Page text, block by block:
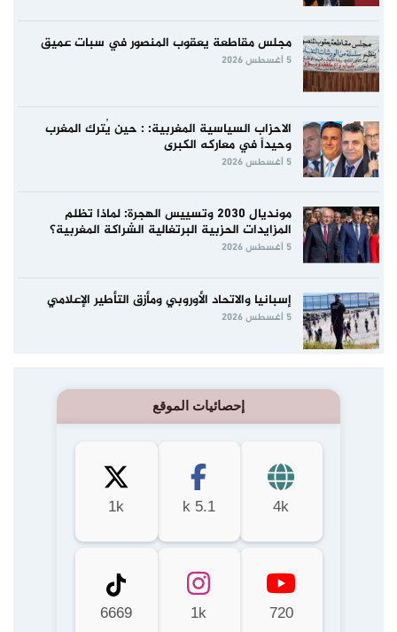
مجلس مقاطعة يعقوب المنصور في سبات عميق
5 أغسطس 2026
الاحزاب السياسية المغربية: : حين يُترك المغرب
وحيداً في معاركه الكبرى
5 أغسطس 2026
مونديال 2030 وتسييس الهجرة: لماذا تظلم
المزايدات الحزبية البرتغالية الشراكة المغربية؟
5 أغسطس 2026
إسبانيا والاتحاد الأوروبي ومأزق التأطير الإعلامي
5 أغسطس 2026
إحصائيات الموقع
4k
5.1 k
1k
720
1k
6669